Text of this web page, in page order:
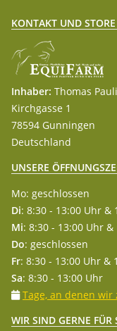
KONTAKT UND STORE
Inhaber: Thomas Pauli
Kirchgasse 1
78594 Gunningen
Deutschland
UNSERE
Mo: geschlossen
Di: 8:30 - 13:00 Uhr &
Mi: 8:30 - 13:00 Uhr
Do: geschlossen
Fr: 8:30 - 13:00 Uhr &
Sa: 8:30 - 13:00 Uhr
Tage, an denen
WIR SIND GERNE FÜR